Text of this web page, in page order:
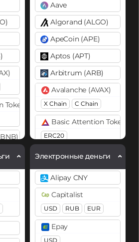
Token (BAT)
Aave
Algorand (ALGO)
ApeCoin (APE)
Aptos (APT)
Arbitrum (ARB)
Avalanche (AVAX)
X Chain C Chain
Basic Attention Token
ERC20
Binance Coin (BNB)
BEP20 BEP2
Bitcoin (BTC)
BTC
BEP20
Lightning
OP
ARB
AVAXC
Электронные деньги
Alipay CNY
Capitalist
USD RUB EUR
Epay
USD